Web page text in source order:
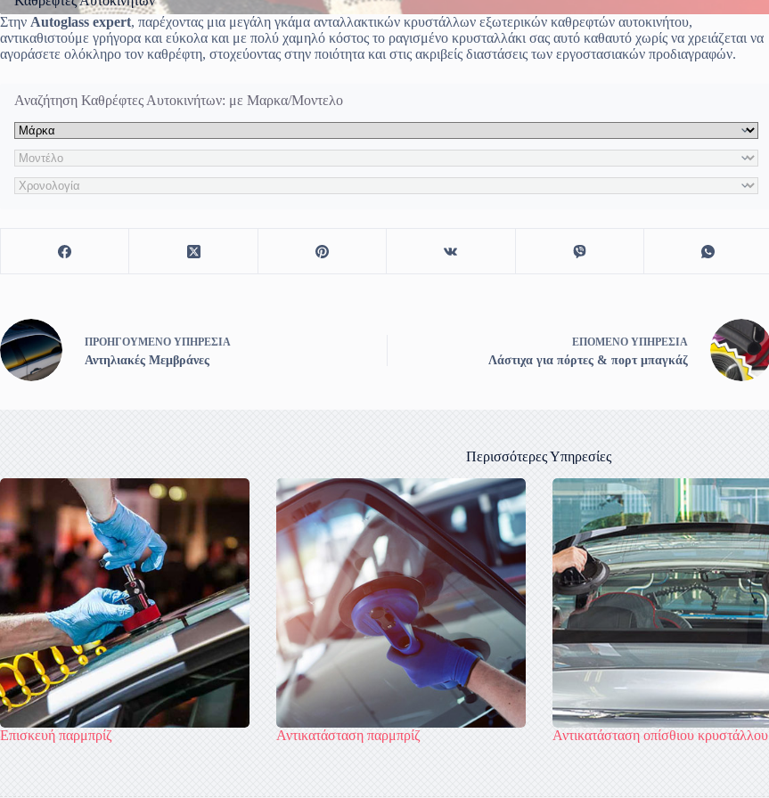
Στην Autoglass expert, παρέχοντας μια μεγάλη γκάμα ανταλλακτικών κρυστάλλων εξωτερικών καθρεφτών αυτοκινήτου,
αντικαθιστούμε γρήγορα και εύκολα και με πολύ χαμηλό κόστος το ραγισμένο κρυσταλλάκι σας αυτό καθαυτό χωρίς να χρειάζεται να
αγοράσετε ολόκληρο τον καθρέφτη, στοχεύοντας στην ποιότητα και στις ακριβείς διαστάσεις των εργοστασιακών προδιαγραφών.
Αναζήτηση Καθρέφτες Αυτοκινήτων: με Μαρκα/Μοντελο
ΠΡΟΗΓΟΎΜΕΝΟ ΥΠΗΡΕΣΊΑ
Αντηλιακές Μεμβράνες
ΕΠΌΜΕΝΟΥΠΗΡΕΣΊΑ
Λάστιχα για πόρτες & πορτ μπαγκάζ
Περισσότερες Υπηρεσίες
Επισκευή παρμπρίζ Αντικατάσταση παρμπρίζ Αντικατάσταση οπίσθιου κρυστάλλου